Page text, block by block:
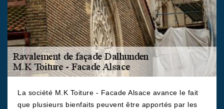
La société M.K Toiture - Facade Alsace avance le fait
que plusieurs bienfaits peuvent être apportés par les